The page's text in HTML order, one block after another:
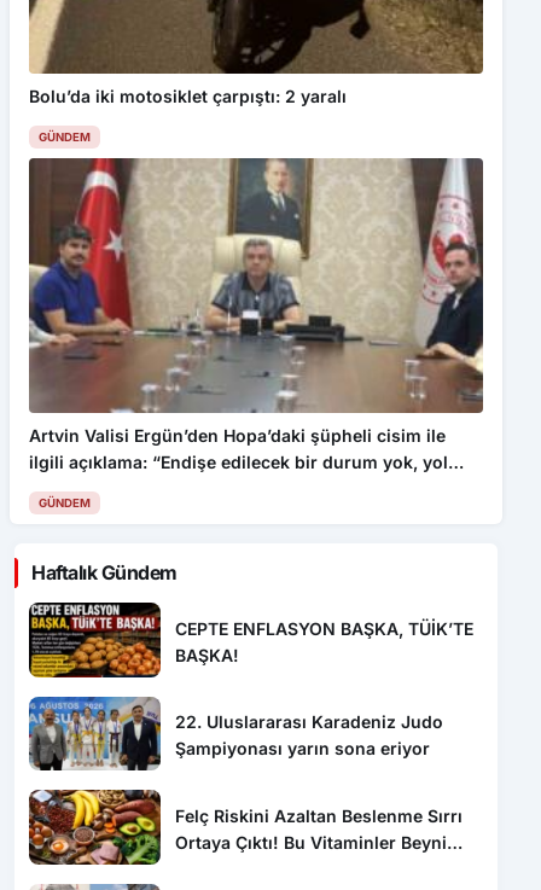
Bolu’da iki motosiklet çarpıştı: 2 yaralı
GÜNDEM
Artvin Valisi Ergün’den Hopa’daki şüpheli cisim ile
ilgili açıklama: “Endişe edilecek bir durum yok, yol
yeniden trafiğe açıldı”
GÜNDEM
Haftalık Gündem
CEPTE ENFLASYON BAŞKA, TÜİK’TE
BAŞKA!
22. Uluslararası Karadeniz Judo
Şampiyonası yarın sona eriyor
Felç Riskini Azaltan Beslenme Sırrı
Ortaya Çıktı! Bu Vitaminler Beyni